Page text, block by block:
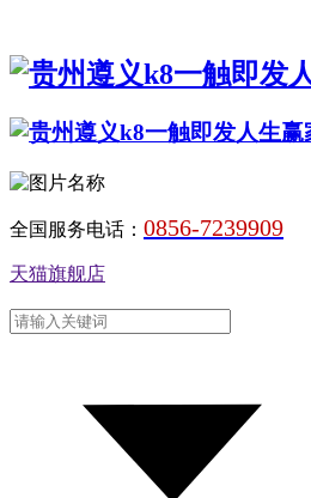
全国服务电话： 0856-7239909
天猫旗舰店